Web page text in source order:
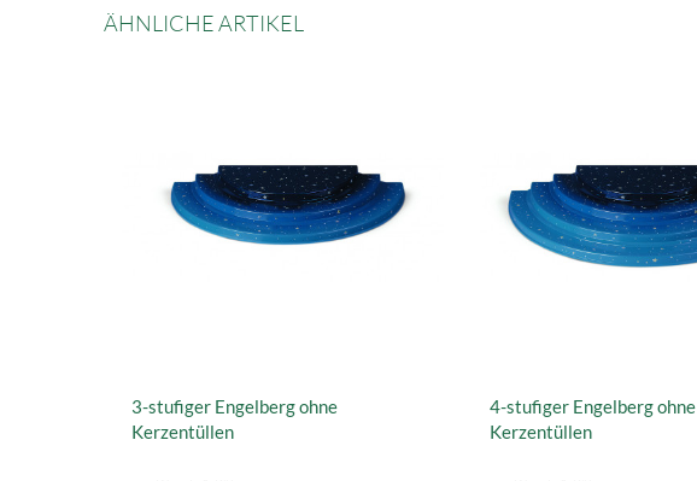
ÄHNLICHE ARTIKEL
3-stufiger Engelberg ohne
Kerzentüllen
4-stufiger Engelberg ohne
Kerzentüllen